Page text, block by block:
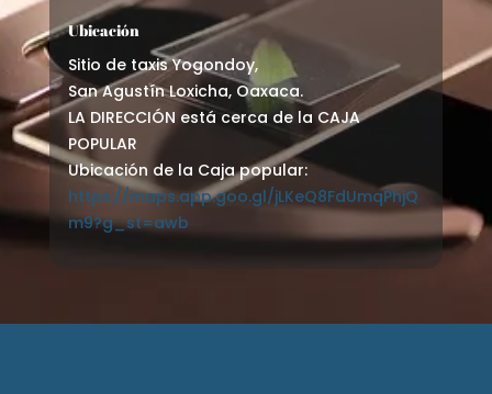
Ubicación
Sitio de taxis Yogondoy,
San Agustín Loxicha, Oaxaca.
LA DIRECCIÓN está cerca de la CAJA
POPULAR
Ubicación de la Caja popular:
https://maps.app.goo.gl/jLKeQ8FdUmqPhjQ
m9?g_st=awb